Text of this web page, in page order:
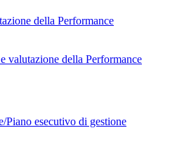
della Performance
valutazione della Performance
Piano esecutivo di gestione